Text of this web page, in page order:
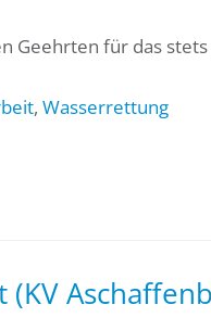
Geehrten für das
, Wasserrettung
(KV